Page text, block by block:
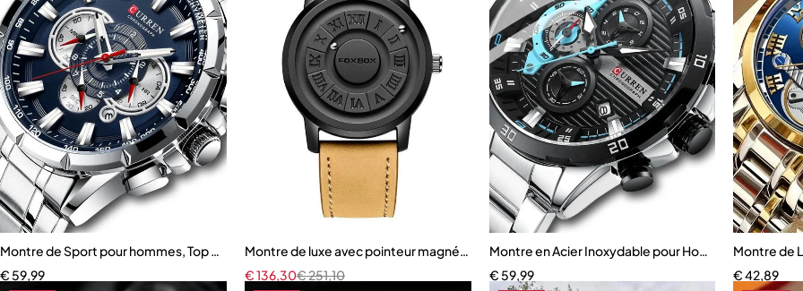
Montre de Sport pour hommes, Top marque de luxe
€ 59,99
Montre de luxe avec pointeur magnétique pour homme
€251,10
€136,30
Montre en Acier Inoxydable pour Homme
€ 59,99
Montre de
€42,89